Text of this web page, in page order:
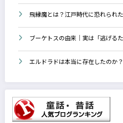
飛縁魔とは？江戸時代に恐れられ
ブーケトスの由来｜実は「逃げる
エルドラドは本当に存在したのか